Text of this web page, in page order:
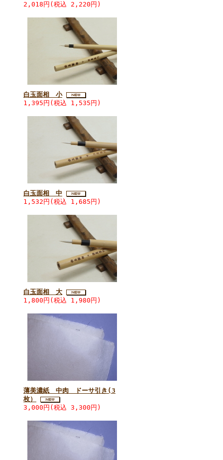
2,018円(税込 2,220円)
白玉面相 小
1,395円(税込 1,535円)
白玉面相 中
1,532円(税込 1,685円)
白玉面相 大
1,800円(税込 1,980円)
薄美濃紙 中肉 ドーサ引き(3
枚）
3,000円(税込 3,300円)